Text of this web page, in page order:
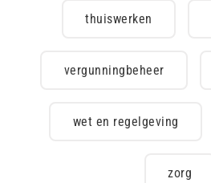
thuiswerken
vergunningbeheer
wet en regelgeving
zorg